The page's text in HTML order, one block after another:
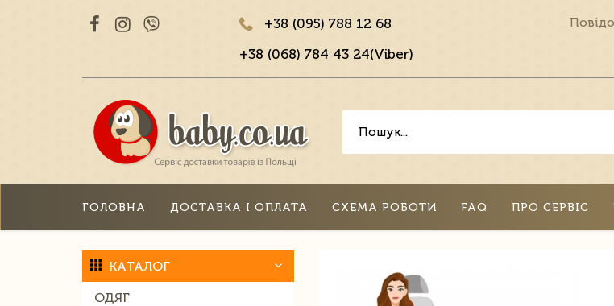
+38 (095) 788 12 68
+38 (068) 784 43 24(Viber)
ГОЛОВНА ДОСТАВКА І ОПЛАТА СХЕМА РОБОТИ FAQ ПРО СЕРВІС
КАТАЛОГ
ОДЯГ